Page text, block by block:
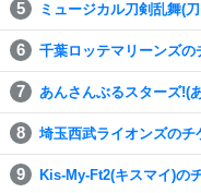
ミュージカル刀剣乱舞(
千葉ロッテマリーンズの
あんさんぶるスターズ!(
埼玉西武ライオンズのチ
Kis-My-Ft2(キスマイ)の